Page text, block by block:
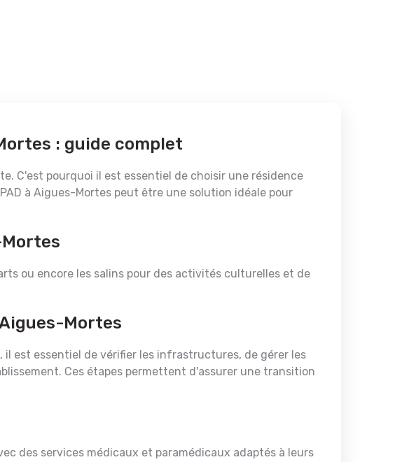
: guide complet
C'est pourquoi il est essentiel de choisir une résidence
à Aigues-Mortes peut être une solution idéale pour
ou encore les salins pour des activités culturelles et de
Mortes
il est essentiel de vérifier les infrastructures, de gérer les
Ces étapes permettent d'assurer une transition
des services médicaux et paramédicaux adaptés à leurs